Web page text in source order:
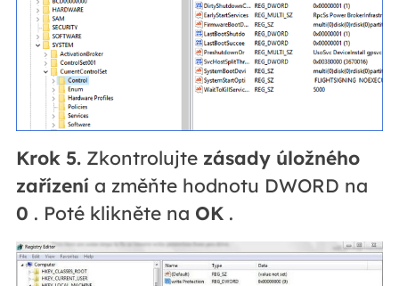
Krok 5.Zkontrolujte zásady úložného
zařízení a změňte hodnotu DWORD na
0 . Poté klikněte na OK.